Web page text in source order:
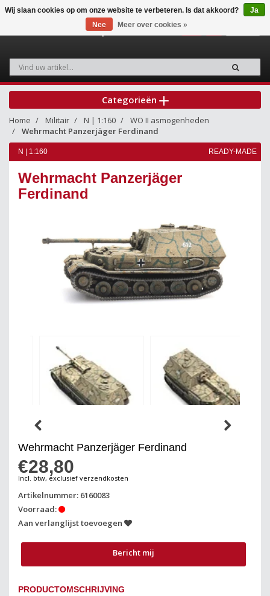
Categorieën
Home Militair N | 1:160
WO II asmogenheden
Wehrmacht Panzerjäger Ferdinand
N | 1:160 READY-MADE
Wehrmacht Panzerjäger
Ferdinand
Wehrmacht Panzerjäger Ferdinand
€28,80
Incl. btw, exclusief verzendkosten
Artikelnummer: 6160083
Voorraad:
Aan verlanglijst toevoegen
Bericht mij
PRODUCTOMSCHRIJVING
Wij slaan cookies op om onze website te verbeteren. Is dat akkoord?
Ja
Nee
Meer over cookies »